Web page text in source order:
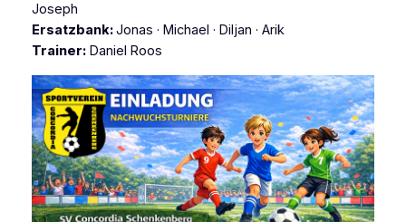
Joseph
Ersatzbank:Jonas · Michael · Diljan · Arik
Trainer:Daniel Roos